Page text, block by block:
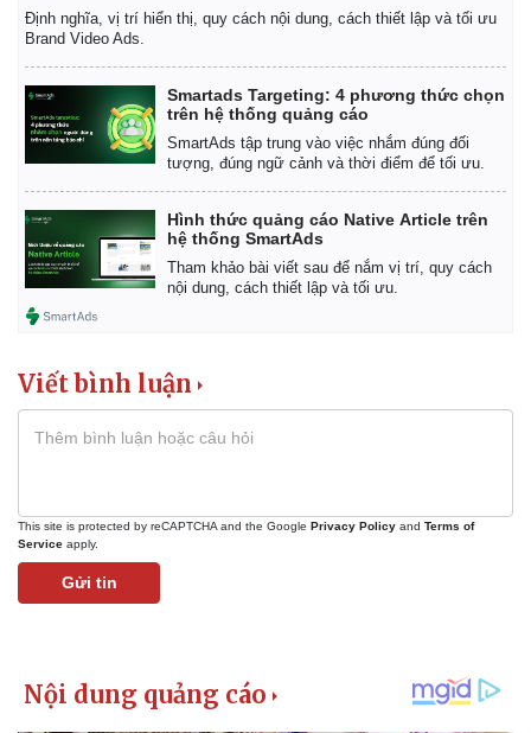
Khởi nghiệp
Định nghĩa, vị trí hiển thị, quy cách nội dung, cách thiết lập và tối ưu
Brand Video Ads.
Smartads Targeting: 4 phương thức chọn
trên hệ thống quảng cáo
SmartAds tập trung vào việc nhắm đúng đối
tượng, đúng ngữ cảnh và thời điểm để tối ưu.
Hình thức quảng cáo Native Article trên
hệ thống SmartAds
Tham khảo bài viết sau để nắm vị trí, quy cách
nội dung, cách thiết lập và tối ưu.
Viết bình luận
This site is protected by reCAPTCHA and the Google Privacy Policy and Terms of
Service apply.
Gửi tin